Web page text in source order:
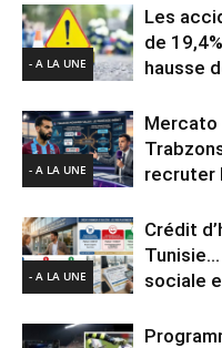
- A LA UNE
Les
de
hausse
- A LA UNE
Mercato
recruter
- A LA UNE
Crédit
sociale